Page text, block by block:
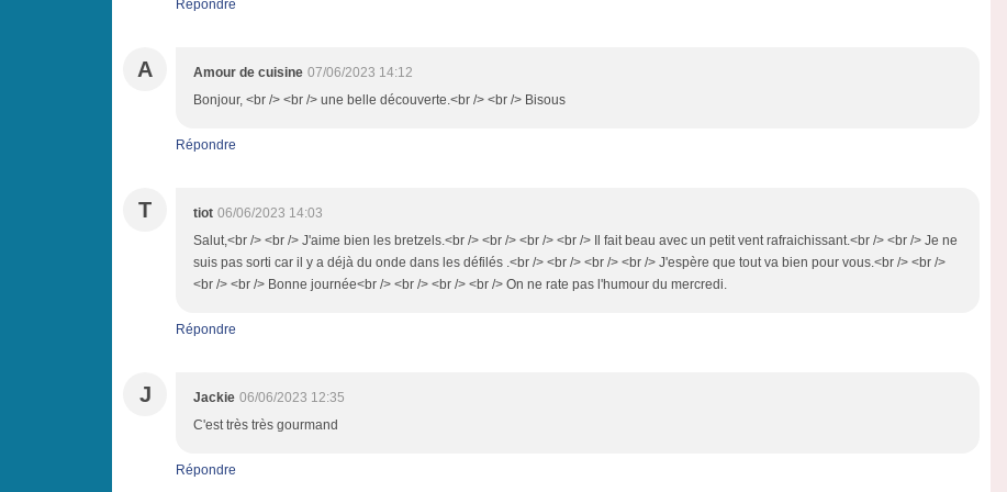
Répondre
A Amour de cuisine 07/06/2023 14:12
Bonjour, <br /> <br /> une belle découverte.<br /> <br /> Bisous
Répondre
T tiot 06/06/2023 14:03
Salut,<br /> <br /> J'aime bien les bretzels.<br /> <br /> <br /> <br /> Il fait beau avec un petit vent rafraichissant.<br /> <br /> Je ne
suis pas sorti car il y a déjà du onde dans les défilés .<br /> <br /> <br /> <br /> J'espère que tout va bien pour vous.<br /> <br />
<br /> <br /> Bonne journée<br /> <br /> <br /> <br /> On ne rate pas l'humour du mercredi.
Répondre
J Jackie 06/06/2023 12:35
C'est très très gourmand
Répondre